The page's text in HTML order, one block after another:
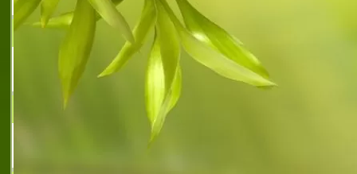
АВРОРА ПЛЮС
агенция за недвижими имоти.
NEWHOMEBG
недвижими имоти